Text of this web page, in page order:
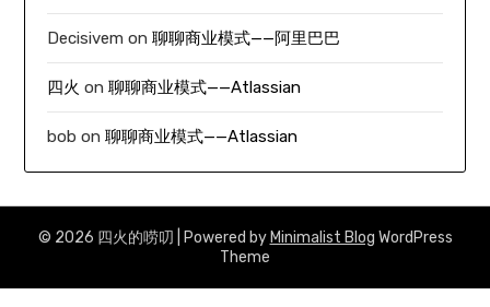
Decisivem on聊聊商业模式——阿里巴巴
四火 on聊聊商业模式——Atlassian
bob on聊聊商业模式——Atlassian
© 2026 四火的唠叨 | Powered by Minimalist Blog WordPress
Theme